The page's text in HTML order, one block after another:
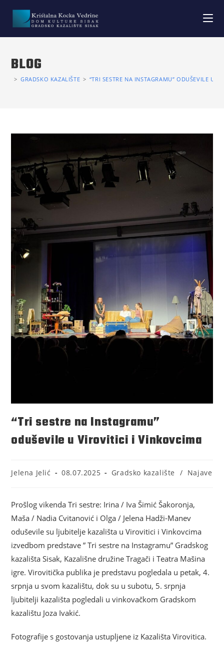
BLOG
> GRADSKO KAZALIŠTE > “TRI SESTRE NA INSTAGRAMU” ODUŠEVILE U
“Tri sestre na Instagramu”
oduševile u Virovitici i Vinkovcima
Jelena Jelić 08.07.2025 Gradsko kazalište / Najave
Prošlog vikenda Tri sestre: Irina / Iva Šimić Šakoronja,
Maša / Nadia Cvitanović i Olga / Jelena Hadži-Manev
oduševile su ljubitelje kazališta u Virovitici i Vinkovcima
izvedbom predstave ” Tri sestre na Instagramu” Gradskog
kazališta Sisak, Kazališne družine Tragači i Teatra Mašina
igre. Virovitička publika je predstavu pogledala u petak, 4.
srpnja u svom kazalištu, dok su u subotu, 5. srpnja
ljubitelji kazališta pogledali u vinkovačkom Gradskom
kazalištu Joza Ivakić.
Fotografije s gostovanja ustupljene iz Kazališta Virovitica.